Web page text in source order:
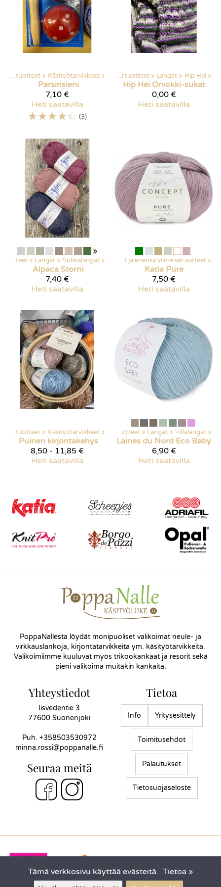
Kaikki tuotteet ‪» Käsityötarvikkeet ‪»
Parsinsieni
7,10 €
Heti saatavilla
☆☆☆☆☆ (3)
Kaikki tuotteet ‪» Langat ‪» Hip Hei ‪»
Hip Hei Orvokki-sukat
0,00 €
Heti saatavilla
»
Kaikki tuotteet ‪» Langat ‪» Sukkalangat ‪»
Alpaca Storm
7,40 €
Heti saatavilla
Kaikki tuotteet‪»Tarjoukset‪» Poistuvat ja eriensä viimeiset aarteet ‪»
Katia Pure
7,50 €
Heti saatavilla
Kaikki tuotteet ‪» Käsityötarvikkeet ‪»
Puinen kirjontakehys
8,50 - 11,85 €
Heti saatavilla
Kaikki tuotteet ‪» Langat ‪» Villalangat ‪»
Laines du Nord Eco Baby
6,90 €
Heti saatavilla
PoppaNallesta löydät monipuoliset valikoimat neule- ja
virkkauslankoja, kirjontatarvikkeita ym. käsityötarvikkeita.
Valikoimiimme kuuluvat myös trikookankaat ja resorit sekä
pieni valikoima muitakin kankaita.
Yhteystiedot
Iisvedentie 3
77600 Suonenjoki
Puh. +358503530972
minna.rossi@poppanalle.fi
Seuraa meitä
Tietoa
Info Yritysesittely
Toimitusehdot
Palautukset
Tietosuojaseloste
Tämä verkkosivu käyttää evästeitä. Tietoa »